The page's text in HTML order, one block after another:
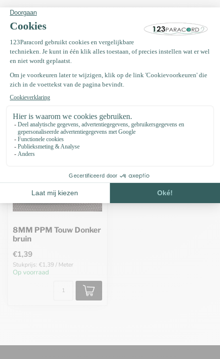
Productomschrijving
Specificaties
Recent bekeken
8MM PPM Touw Donker
bruin
€1,39
Stukprijs: €1,39 / Meter
Op voorraad